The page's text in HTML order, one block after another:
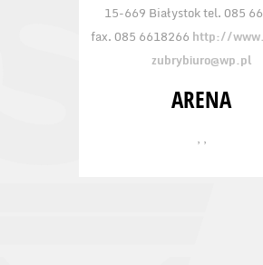
15-669 Białystok tel. 085
fax. 085 6618266 http://
zubrybiuro@wp.pl
ARENA
, ,